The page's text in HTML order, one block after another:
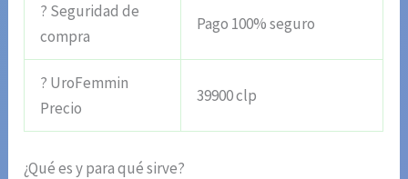
? Seguridad de
compra
Pago 100% seguro
? UroFemmin
Precio
39900 clp
¿Qué es y para qué sirve?